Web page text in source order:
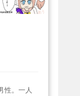
性。一人